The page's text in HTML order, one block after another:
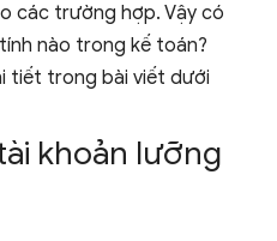
các trường hợp. Vậy có
nào trong kế toán?
tiết trong bài viết dưới
khoản lưỡng